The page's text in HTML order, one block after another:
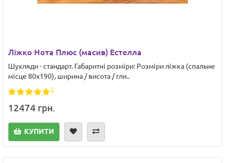
Ліжко Нота Плюс (масив) Естелла
Шухляди - стандарт. Габаритні розміри: Розміри ліжка (спальне
місце 80х190), ширина / висота / гли..
2
12474 грн.
КУПИТИ